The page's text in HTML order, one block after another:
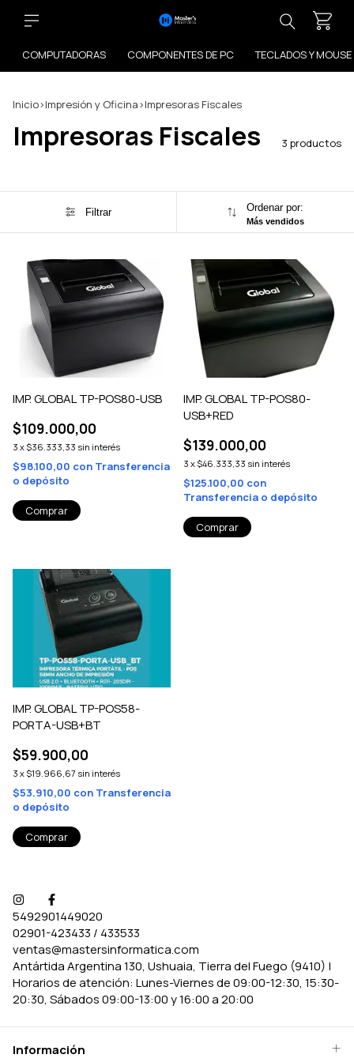
COMPUTADORAS COMPONENTES DE PC TECLADOS Y MOUSE
Inicio>Impresión y Oficina>Impresoras Fiscales
Impresoras Fiscales 3 productos
Filtrar Ordenar por:
Más vendidos
IMP. GLOBAL TP-POS80-USB
$109.000,00
3 x $36.333,33 sin interés
$98.100,00 con Transferencia
o depósito
IMP. GLOBAL TP-POS80-
USB+RED
$139.000,00
3 x $46.333,33 sin interés
$125.100,00 con
Transferencia o depósito
IMP. GLOBAL TP-POS58-
PORTA-USB+BT
$59.900,00
3 x $19.966,67 sin interés
$53.910,00 con Transferencia
o depósito
5492901449020
02901-423433 / 433533
ventas@mastersinformatica.com
Antártida Argentina 130, Ushuaia, Tierra del Fuego (9410) |
Horarios de atención: Lunes-Viernes de 09:00-12:30, 15:30-
20:30, Sábados 09:00-13:00 y 16:00 a 20:00
Información